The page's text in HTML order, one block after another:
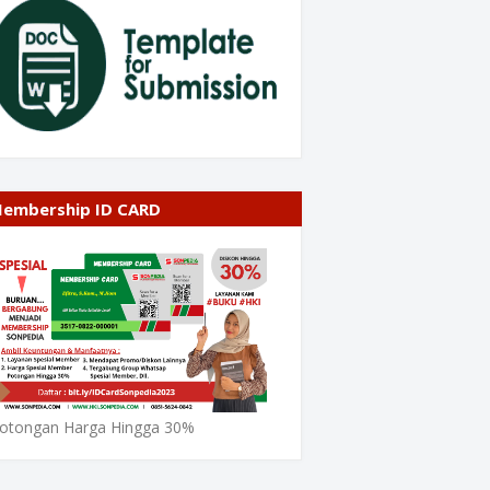
ID CARD
Harga Hingga 30%